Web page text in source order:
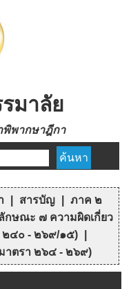
มาลัย
พิพากษาฎีกา
สารบัญ
ภาค ๒
กษณะ ๗ ความผิดเกี่ยว
๒๔๐ - ๒๖๙/๑๕)
าตรา ๒๖๔ - ๒๖๙)